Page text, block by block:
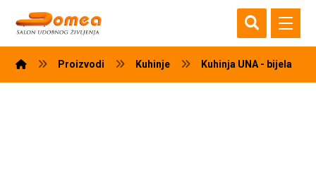
Proizvodi Kuhinje Kuhinja UNA - bijela